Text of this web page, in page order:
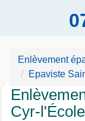
Enlèvement
Epaviste
Cyr-